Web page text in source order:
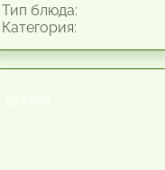
блюда: